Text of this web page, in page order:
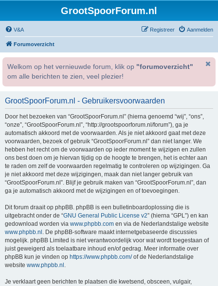
GrootSpoorForum.nl
V&A Aanmelden
Registreer
Forumoverzicht
Welkom op het vernieuwde forum, klik op "forumoverzicht"
om alle berichten te zien, veel plezier!
GrootSpoorForum.nl - Gebruikersvoorwaarden
Door het bezoeken van “GrootSpoorForum.nl” (hierna genoemd “wij”, “ons”,
“onze”, “GrootSpoorForum.nl”, “http://grootspoorforum.nl/forum”), ga je
automatisch akkoord met de voorwaarden. Als je niet akkoord gaat met deze
voorwaarden, bezoek of gebruik “GrootSpoorForum.nl” dan niet langer. We
hebben het recht om de voorwaarden op ieder moment te wijzigen en zullen
ons best doen om je hiervan tijdig op de hoogte te brengen, het is echter aan
te raden om zelf de voorwaarden regelmatig te controleren op wijzigingen. Ga
je niet akkoord met deze wijzigingen, maak dan niet langer gebruik van
“GrootSpoorForum.nl”. Blijf je gebruik maken van “GrootSpoorForum.nl”, dan
ga je automatisch akkoord met de wijzigingen en of toevoegingen.
Dit forum draait op phpBB. phpBB is een bulletinboardoplossing die is
uitgebracht onder de “GNU General Public License v2” (hierna “GPL”) en kan
gedownload worden via www.phpbb.com en via de Nederlandstalige website
www.phpbb.nl . De phpBB-software maakt internetgebaseerde discussies
mogelijk. phpBB Limited is niet verantwoordelijk voor wat wordt toegestaan of
juist geweigerd als toelaatbare inhoud en/of gedrag. Meer informatie over
phpBB kun je vinden op https://www.phpbb.com/of de Nederlandstalige
website www.phpbb.nl .
Je verklaart geen berichten te plaatsen die kwetsend, obsceen, vulgair,